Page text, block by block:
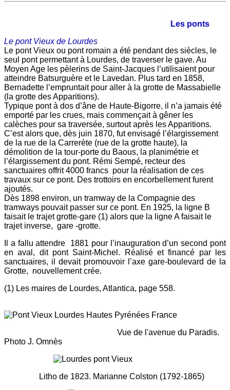
Les ponts
Le pont Vieux de Lourdes
Le pont Vieux ou pont romain a été pendant des siècles, le
seul pont permettant à Lourdes, de traverser le gave. Au
Moyen Age les pèlerins de Saint-Jacques l’utilisaient pour
atteindre Batsurguère et le Lavedan. Plus tard en 1858,
Bernadette l’empruntait pour aller à la grotte de Massabielle
(la grotte des Apparitions).
Typique pont à dos d’âne de Haute-Bigorre, il n’a jamais été
emporté par les crues, mais commençait à gêner les
calèches pour sa traversée, surtout après les Apparitions.
C’est alors que, dès juin 1870, fut envisagé l’élargissement
de la rue de la Carrerète (rue de la grotte haute), la
démolition de la tour-porte du Baous, la planimétrie et
l’élargissement du pont. Rémi Sempé, recteur des
sanctuaires offrit 4000 francs pour la réalisation de ces
travaux sur ce pont. Des trottoirs en encorbellement furent
ajoutés.
Dès 1898 environ, un tramway de la Compagnie des
tramways pouvait passer sur ce pont. En 1925, la ligne B
faisait le trajet grotte-gare (1) alors que la ligne A faisait le
trajet inverse, gare -grotte.
Il a fallu attendre 1881 pour l’inauguration d’un second pont
en aval, dit pont Saint-Michel. Réalisé et financé par les
sanctuaires, il devait promouvoir l’axe gare-boulevard de la
Grotte, nouvellement crée.
(1) Les maires de Lourdes, Atlantica, page 558.
Vue de l'avenue du Paradis.
Photo J. Omnès
Litho de 1823. Marianne Colston (1792-1865)